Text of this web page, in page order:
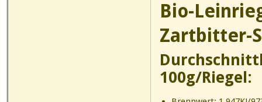
Bio-
Zartbitter-
100g/Riegel: